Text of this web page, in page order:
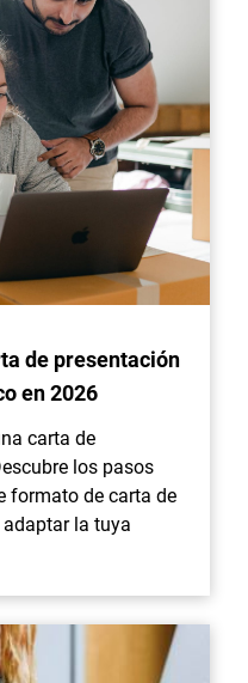
de presentación
en 2026
carta de
los pasos
formato de carta de
la tuya